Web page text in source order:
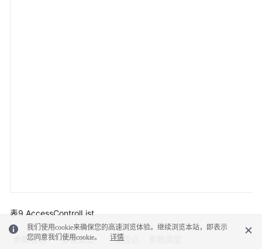
表9 AccessControlList
参数名称 参数类型
是否必
我们使用cookie来确保您的高速浏览体验。继续浏览本站，即表示
您同意我们使用cookie。
详情